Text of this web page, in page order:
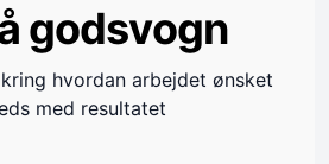
godsvogn
hvordan arbejdet ønsket
med resultatet